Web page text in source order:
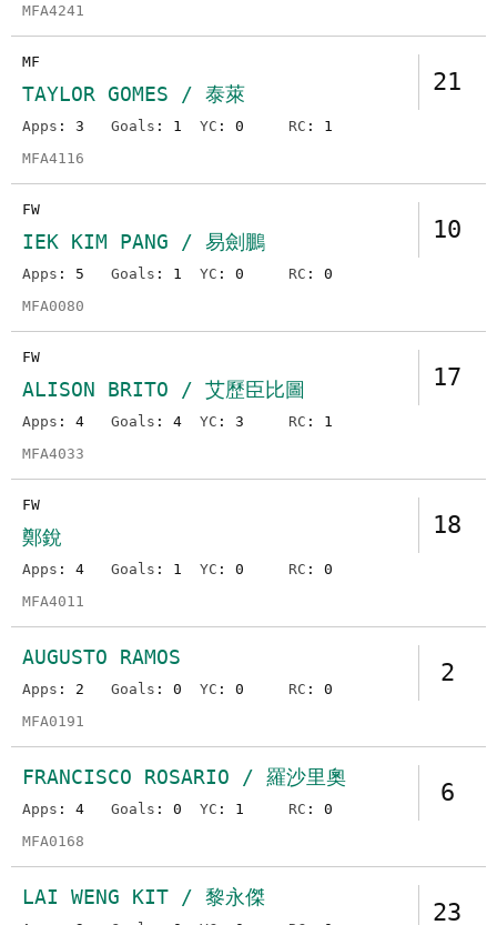
MFA4241
21
MF
TAYLOR GOMES / 泰萊
Apps : 3 Goals : 1 YC : 0 RC : 1
MFA4116
10
FW
IEK KIM PANG / 易劍鵬
Apps : 5 Goals : 1 YC : 0 RC : 0
MFA0080
17
FW
ALISON BRITO / 艾歷臣比圖
Apps : 4 Goals : 4 YC : 3 RC : 1
MFA4033
18
FW
鄭銳
Apps : 4 Goals : 1 YC : 0 RC : 0
MFA4011
2
AUGUSTO RAMOS
Apps : 2 Goals : 0 YC : 0 RC : 0
MFA0191
6
FRANCISCO ROSARIO / 羅沙里奧
Apps : 4 Goals : 0 YC : 1 RC : 0
MFA0168
23
LAI WENG KIT / 黎永傑